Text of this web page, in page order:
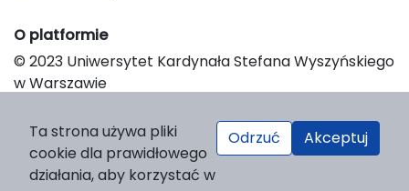
O platformie
© 2023 Uniwersytet Kardynała Stefana Wyszyńskiego
w Warszawie
Platform & Workflow by OJS/PKP
Ta strona używa pliki
cookie dla prawidłowego
działania, aby korzystać w
Odrzuć Akceptuj